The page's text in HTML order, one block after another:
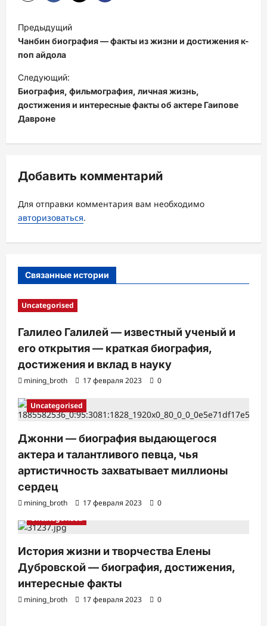
Н
а
в
и
г
а
я
з
а
п
и
Предыдущий
Чанбин биография — факты из жизни и достижения к-
поп айдола
Следующий:
Биография, фильмография, личная жизнь,
достижения и интересные факты об актере Гаипове
Давроне
Добавить комментарий
Для отправки комментария вам необходимо
авторизоваться.
Связанные истории
Uncategorised
Галилео Галилей — известный ученый и
его открытия — краткая биография,
достижения и вклад в науку
mining_broth 17 февраля 2023 0
Uncategorised
Джонни — биография выдающегося
актера и талантливого певца, чья
артистичность захватывает миллионы
сердец
mining_broth 17 февраля 2023
0
Uncategorised
История жизни и творчества Елены
Дубровской — биография, достижения,
интересные факты
mining_broth 17 февраля 2023 0